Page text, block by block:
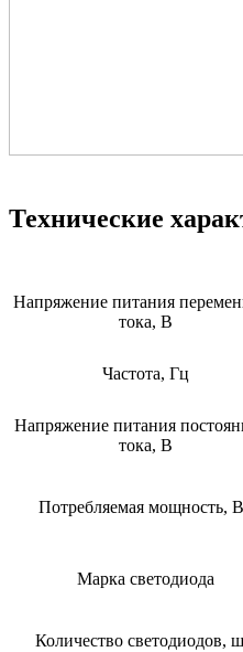
Технические
Напряжение питания
тока, В
Частота, Гц
Напряжение питания
тока, В
Потребляемая мощность,
Марка светодиода
Количество светодиодов,